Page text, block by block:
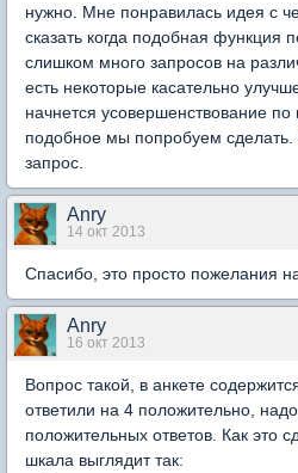
нужно. Мне понравилась идея с
сказать когда подобная функция
слишком много запросов на
есть некоторые касательно
начнется усовершенствование
подобное мы попробуем сделать.
запрос.
Anry
14 окт 2013
Спасибо, это просто пожелания
Anry
16 окт 2013
Вопрос такой, в анкете
ответили на 4 положительно,
положительных ответов. Как это
шкала выглядит так: